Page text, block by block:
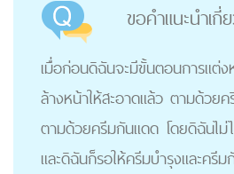
ขอคำแนะนำเ
เมื่อก่อนดิฉันจะมีขั้นตอนการแต่
ล้างหน้าให้สะอาดแล้ว ตามด้วย
ตามด้วยครีมกันแดด โดยดิฉันไม่
และดิฉันก็รอให้ครีมบำรุงและครี